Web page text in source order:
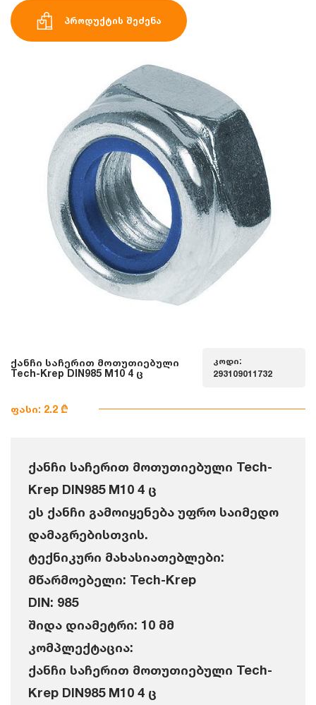
პროდუქტის შეძენა
ქანჩი საჩერით მოთუთიებული
Tech-Krep DIN985 M10 4 ც
კოდი:
293109011732
ფასი: 2.2 ₾
ქანჩი საჩერით მოთუთიებული Tech-
Krep DIN985 M10 4 ც
ეს ქანჩი გამოიყენება უფრო საიმედო
დამაგრებისთვის.
ტექნიკური მახასიათებლები:
მწარმოებელი: Tech-Krep
DIN: 985
შიდა დიამეტრი: 10 მმ
კომპლექტაცია:
ქანჩი საჩერით მოთუთიებული Tech-
Krep DIN985 M10 4 ც